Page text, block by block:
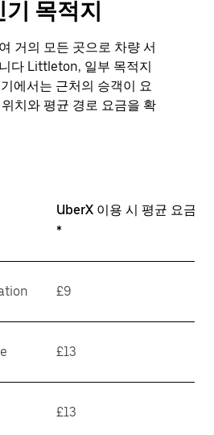
목적지
거의 모든 곳으로 차량 서
다 Littleton, 일부 목적지
에서는 근처의 승객이 요
치와 평균 경로 요금을 확
UberX 이용 시 평균 요금
*
£9
£13
£13